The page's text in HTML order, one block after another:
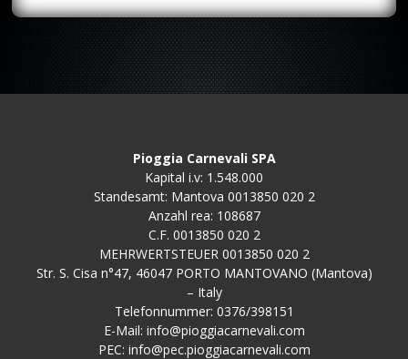
Pioggia Carnevali SPA
Kapital i.v: 1.548.000
Standesamt: Mantova 0013850 020 2
Anzahl rea: 108687
C.F. 0013850 020 2
MEHRWERTSTEUER 0013850 020 2
Str. S. Cisa n°47, 46047 PORTO MANTOVANO (Mantova)
– Italy
Telefonnummer: 0376/398151
E-Mail: info@pioggiacarnevali.com
PEC: info@pec.pioggiacarnevali.com